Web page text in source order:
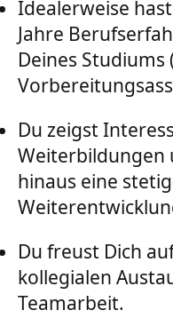
Idealerweise
Jahre
Deines Studiums
Du zeigst
Weiterbildungen
hinaus eine
Du freust Dich
kollegialen
Teamarbeit.